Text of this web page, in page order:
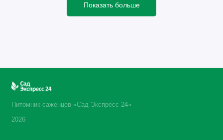
Показать больше
Питомник саженцев «Сад Экспресс 24»
2026